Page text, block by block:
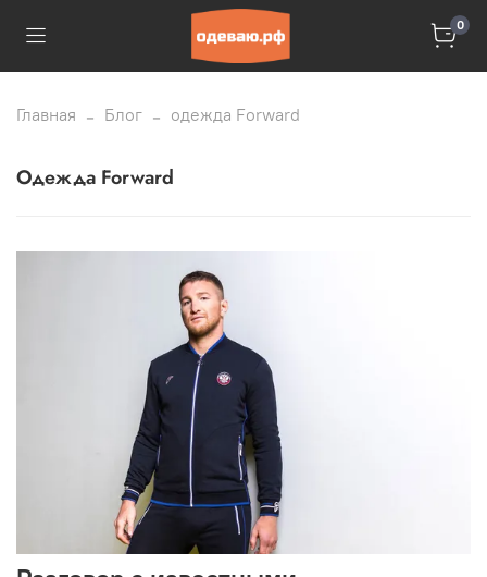
0
Главная Блог одежда Forward
одежда Forward